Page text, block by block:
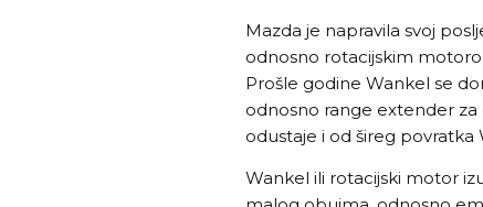
Mazda je napravila svoj
odnosno rotacijskim
Prošle godine Wankel se
odnosno range extender
odustaje i od šireg povratka
Wankel ili rotacijski motor